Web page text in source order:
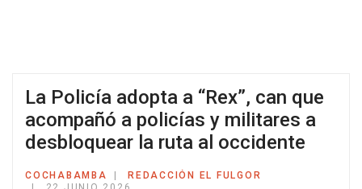
La Policía adopta a “Rex”, can que
acompañó a policías y militares a
desbloquear la ruta al occidente
COCHABAMBA
REDACCIÓN EL FULGOR